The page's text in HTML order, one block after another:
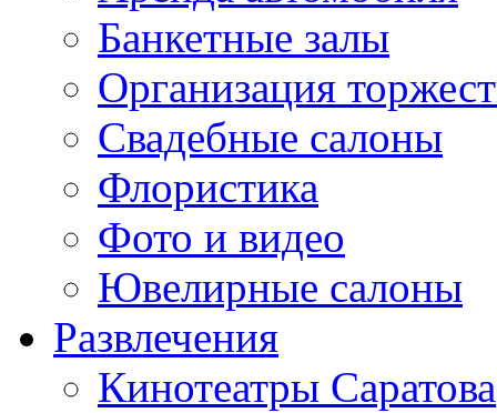
Банкетные залы
Организация
Свадебные салоны
Флористика
Фото и видео
Ювелирные салоны
Развлечения
Кинотеатры Саратова